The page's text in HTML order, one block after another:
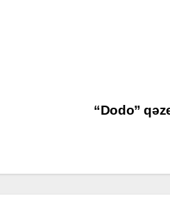
“Dodo”